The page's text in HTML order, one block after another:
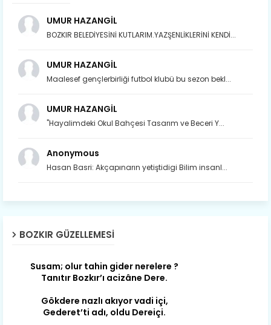
UMUR HAZANGİL
BOZKIR BELEDİYESİNİ KUTLARIM.YAZŞENLİKLERİNİ KENDİ...
UMUR HAZANGİL
Maalesef gençlerbirliği futbol klubü bu sezon bekl...
UMUR HAZANGİL
"Hayalimdeki Okul Bahçesi Tasarım ve Beceri Y...
Anonymous
Hasan Basri: Akçapınarın yetiştidigi Bilim insanl...
BOZKIR GÜZELLEMESI
Son yıllarda orda yok artık ağlayan,
Susam; olur tahin gider nerelere ?
Gökdere nazlı akıyor vadi içi,
Gederet’ti adı, oldu Dereiçi.
Gökdere kıyıları yapılmış bağlar, Mert
ve yiğitler obasıdır Hamzalar.